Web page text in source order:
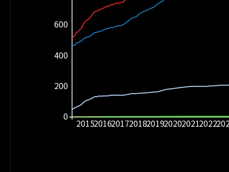
20152016201720182019202020212022
0
200
400
600